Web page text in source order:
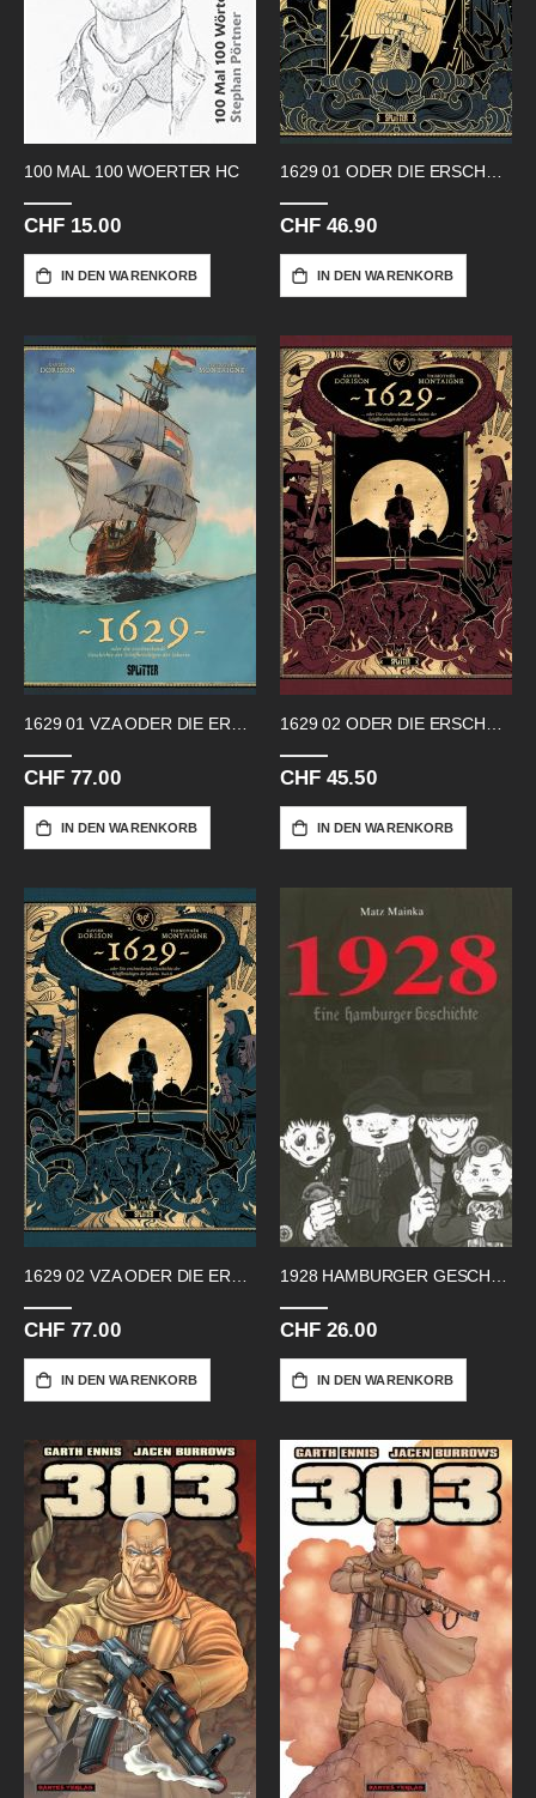
100 MAL 100 WOERTER HC
CHF 15.00
IN DEN WARENKORB
1629 01 ODER DIE ERSCHRECKENDE
CHF 46.90
IN DEN WARENKORB
1629 01 VZA ODER DIE ERSCHRECKENDE
CHF 77.00
IN DEN WARENKORB
1629 02 ODER DIE ERSCHRECKENDE
CHF 45.50
IN DEN WARENKORB
CHF 77.00
IN DEN WARENKORB
CHF 26.00
IN DEN WARENKORB